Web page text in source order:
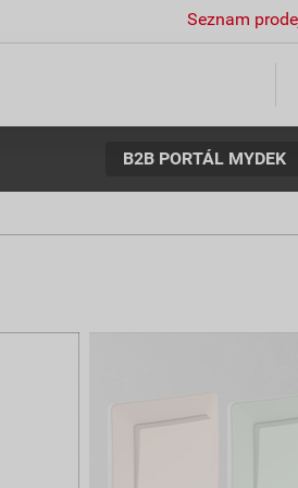
Seznam
B2B PORTÁL MYDEK